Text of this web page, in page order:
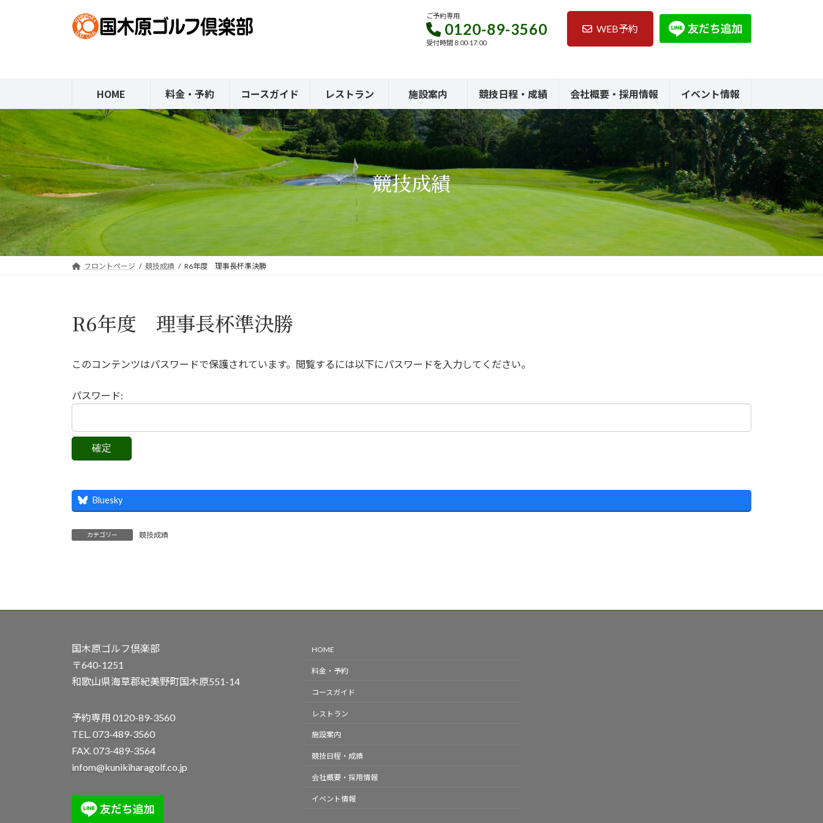
キ
ッ
プ
に
移
動
ご予約専用
0120-89-3560
受付時間 8:00-17:00
WEB予約
HOME 料金・予約 コースガイド レストラン 施設案内 競技日程・成績 会社概要・採用情報 イベント情報
競技成績
フロントページ 競技成績 R6年度 理事長杯準決勝
R6年度 理事長杯準決勝
このコンテンツはパスワードで保護されています。閲覧するには以下にパスワードを入力してください。
パスワード:
Bluesky
カテゴリー 競技成績
国木原ゴルフ倶楽部
〒640-1251
和歌山県海草郡紀美野町国木原551-14
予約専用 0120-89-3560
TEL. 073-489-3560
FAX. 073-489-3564
infom@kunikiharagolf.co.jp
HOME
料金・予約
コースガイド
レストラン
施設案内
競技日程・成績
会社概要・採用情報
イベント情報